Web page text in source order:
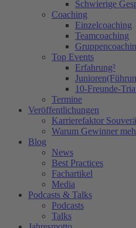
Schwierige
Coaching
Einzelcoaching
Teamcoaching
Top Events
Erfahrung²
10-Freunde-
Termine
Veröffentlichungen
Karrierefaktor
Warum Gewinner
Blog
News
Best Practices
Fachartikel
Media
Podcasts & Talks
Podcasts
Talks